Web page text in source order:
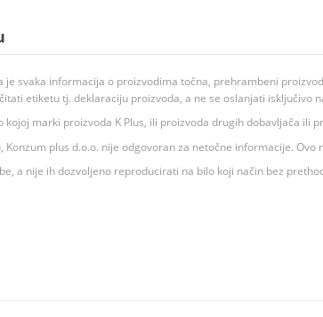
je svaka informacija o proizvodima točna, prehrambeni
etiketu tj. deklaraciju proizvoda, a ne se oslanjati isključivo
marki proizvoda K Plus, ili proizvoda drugih dobavljača ili
plus d.o.o. nije odgovoran za netočne informacije. Ovo
a nije ih dozvoljeno reproducirati na bilo koji način bez